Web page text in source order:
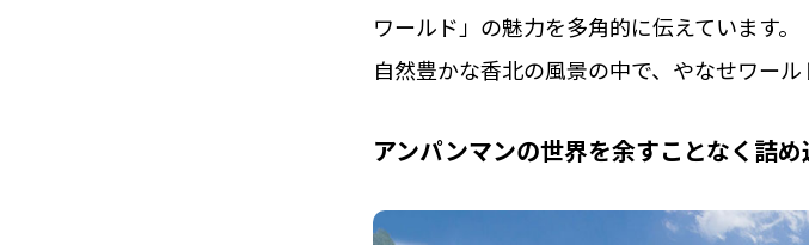
ワールド」の魅力を多角的に伝えています。
自然豊かな香北の風景の中で、やなせワー
アンパンマンの世界を余すことなく詰